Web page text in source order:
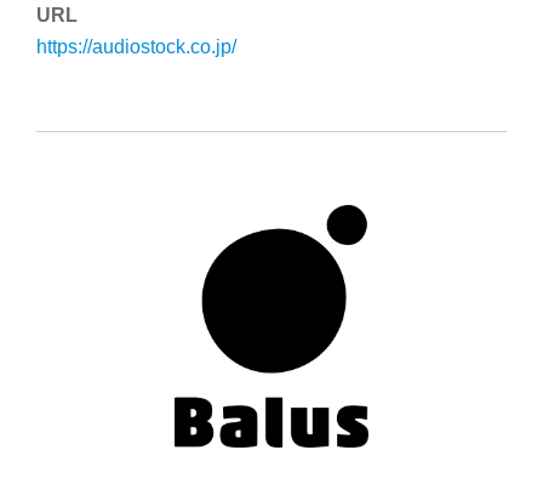
URL
https://audiostock.co.jp/